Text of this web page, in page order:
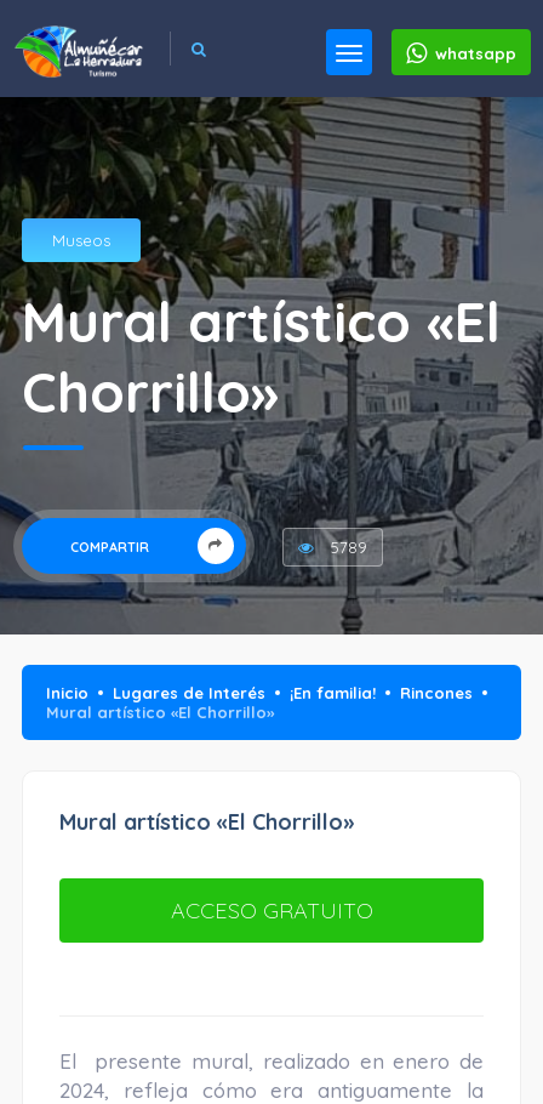
whatsapp
Museos
Mural artístico «El
Chorrillo»
COMPARTIR 5789
Inicio Lugares de Interés ¡En familia!
Rincones
Mural artístico «El Chorrillo»
Mural artístico «El Chorrillo»
ACCESO GRATUITO
El presente mural, realizado en enero de
2024, refleja cómo era antiguamente la